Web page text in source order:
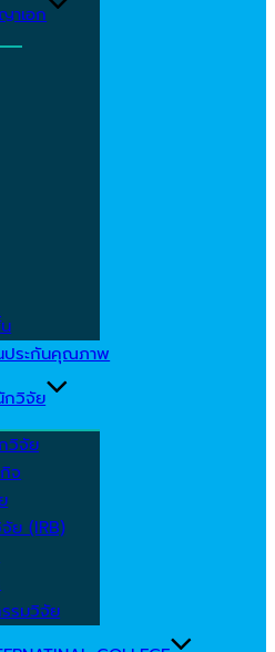
เอก
ประกันคุณภาพ
กวิจัย
วิจัย
จ
ย (IRB)
รมวิจัย